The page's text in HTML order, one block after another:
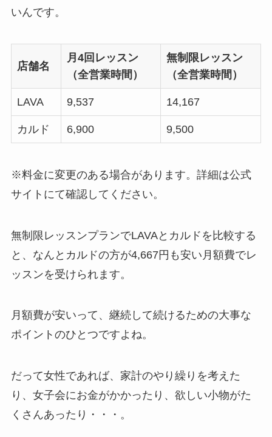
いんです。
店舗名
月4回レッスン
（全営業時間）
無制限レッスン
（全営業時間）
LAVA 9,537 14,167
カルド 6,900 9,500
※料金に変更のある場合があります。詳細は公式
サイトにて確認してください。
無制限レッスンプランでLAVAとカルドを比較する
と、なんと カルドの方が4,667円も安い月額費でレ
ッスンを受けられます。
月額費が安いって、継続して続けるための大事な
ポイントのひとつですよね。
だって女性であれば、家計のやり繰りを考えた
り、女子会にお金がかかったり、欲しい小物がた
くさんあったり・・・。